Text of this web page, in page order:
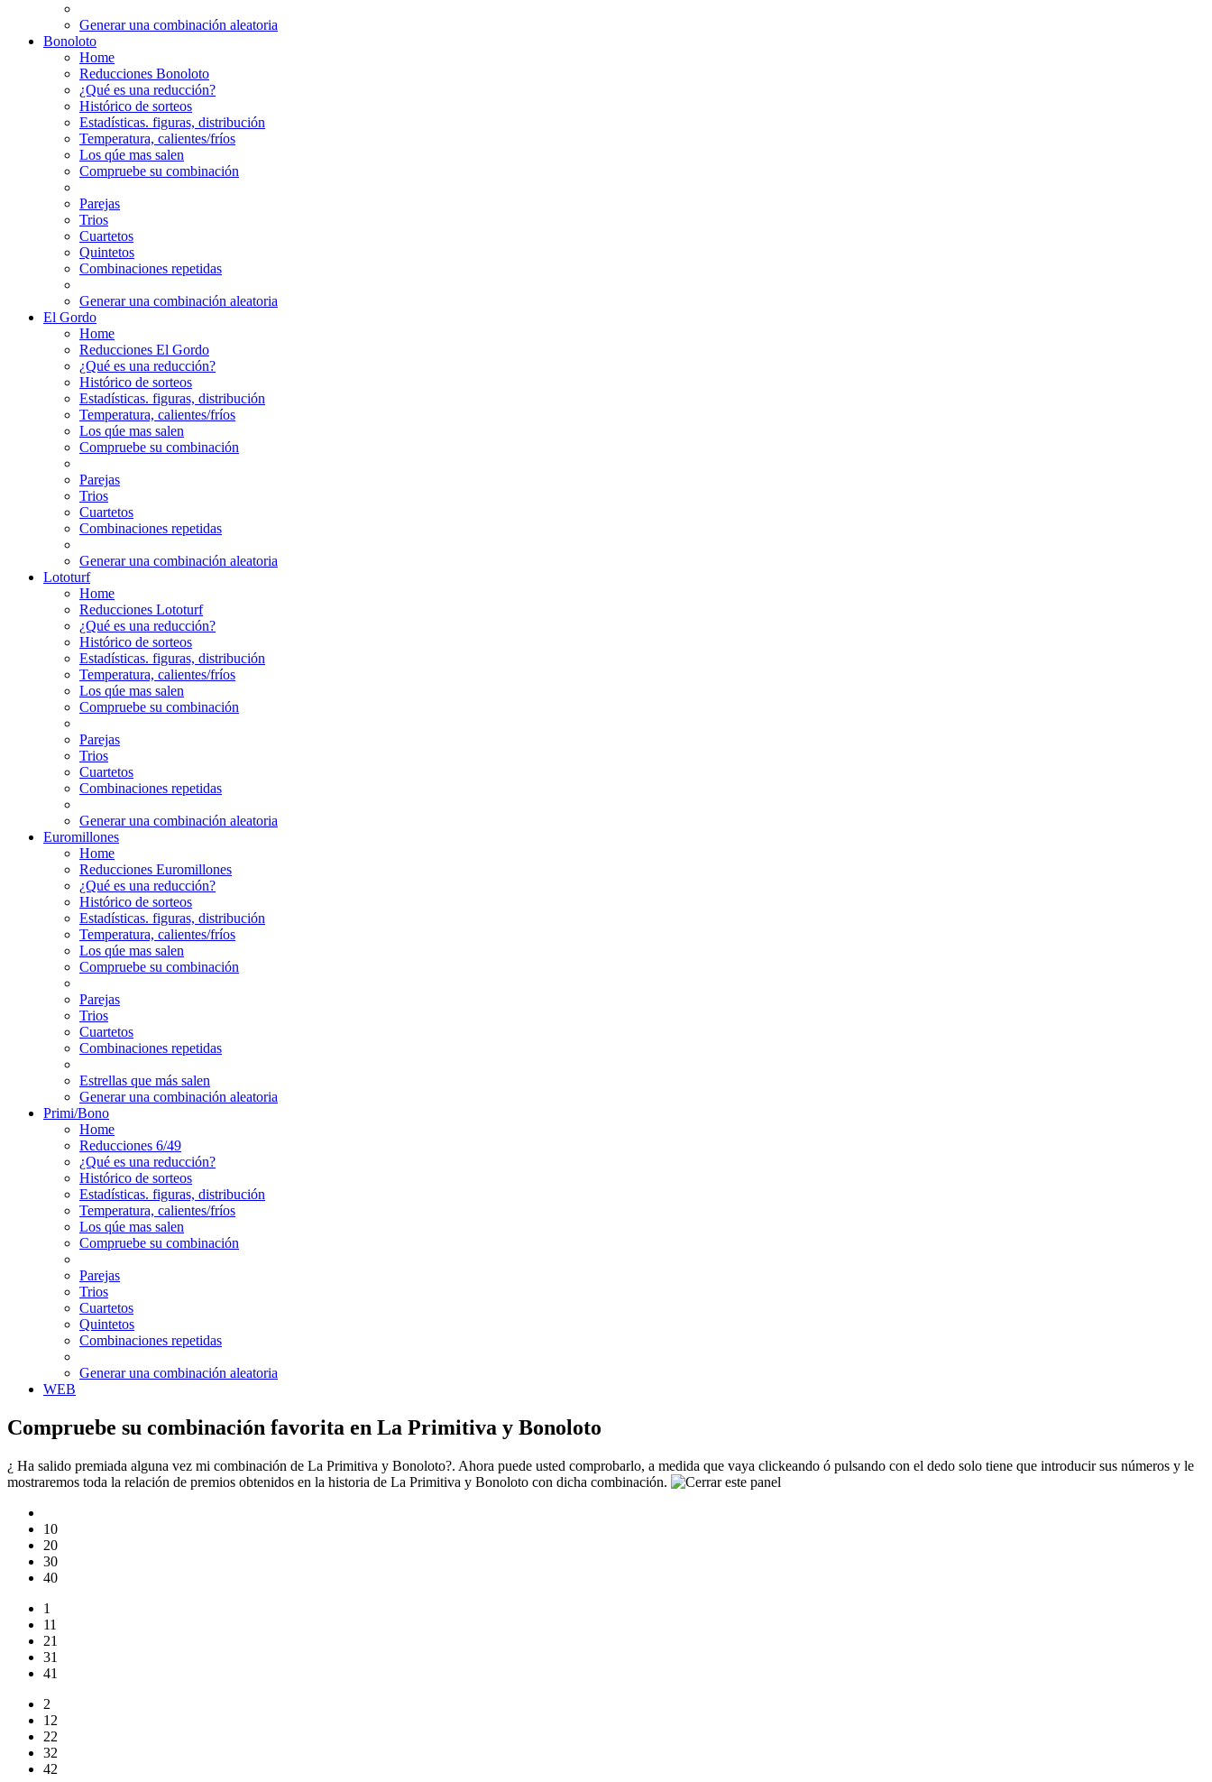
Generar una combinación aleatoria
Bonoloto
Home
Reducciones Bonoloto
¿Qué es una reducción?
Histórico de sorteos
Estadísticas. figuras, distribución
Temperatura, calientes/fríos
Los qúe mas salen
Compruebe su combinación
Parejas
Trios
Cuartetos
Quintetos
Combinaciones repetidas
Generar una combinación aleatoria
El Gordo
Home
Reducciones El Gordo
¿Qué es una reducción?
Histórico de sorteos
Estadísticas. figuras, distribución
Temperatura, calientes/fríos
Los qúe mas salen
Compruebe su combinación
Parejas
Trios
Cuartetos
Combinaciones repetidas
Generar una combinación aleatoria
Lototurf
Home
Reducciones Lototurf
¿Qué es una reducción?
Histórico de sorteos
Estadísticas. figuras, distribución
Temperatura, calientes/fríos
Los qúe mas salen
Compruebe su combinación
Parejas
Trios
Cuartetos
Combinaciones repetidas
Generar una combinación aleatoria
Euromillones
Home
Reducciones Euromillones
¿Qué es una reducción?
Histórico de sorteos
Estadísticas. figuras, distribución
Temperatura, calientes/fríos
Los qúe mas salen
Compruebe su combinación
Parejas
Trios
Cuartetos
Combinaciones repetidas
Estrellas que más salen
Generar una combinación aleatoria
Primi/Bono
Home
Reducciones 6/49
¿Qué es una reducción?
Histórico de sorteos
Estadísticas. figuras, distribución
Temperatura, calientes/fríos
Los qúe mas salen
Compruebe su combinación
Parejas
Trios
Cuartetos
Quintetos
Combinaciones repetidas
Generar una combinación aleatoria
WEB
Compruebe su combinación favorita en La Primitiva y Bonoloto
¿ Ha salido premiada alguna vez mi combinación de La Primitiva y Bonoloto?. Ahora puede usted comprobarlo, a medida que vaya clickeando ó pulsando con el dedo solo tiene que introducir sus números y le
mostraremos toda la relación de premios obtenidos en la historia de La Primitiva y Bonoloto con dicha combinación.
10
20
30
40
1
11
21
31
41
2
12
22
32
42